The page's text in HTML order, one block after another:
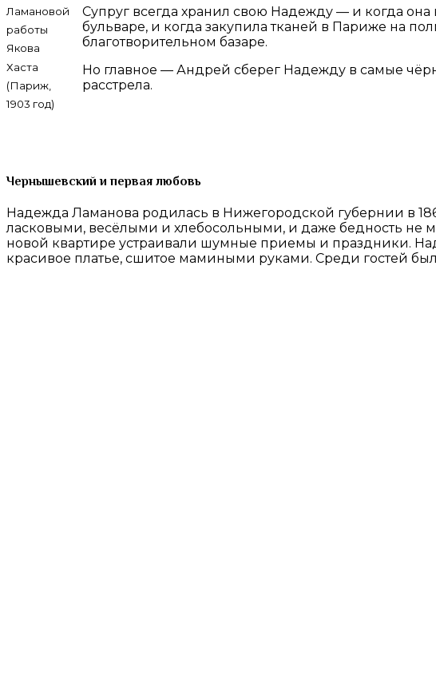
Ламановой
работы
Якова
Хаста
(Париж,
1903 год)
Супруг всегда хранил свою Надежду — и когда
бульваре, и когда закупила тканей в Париже на
благотворительном базаре.
Но главное — Андрей сберег Надежду в самые
расстрела.
Чернышевский и первая любовь
Надежда Ламанова родилась в Нижегородской губернии в
ласковыми, весёлыми и хлебосольными, и даже бедность не
новой квартире устраивали шумные приемы и праздники.
красивое платье, сшитое мамиными руками. Среди гостей